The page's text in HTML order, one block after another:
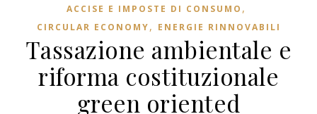
ACCISE E IMPOSTE DI CONSUMO ,
CIRCULAR ECONOMY, ENERGIE RINNOVABILI
Tassazione ambientale e
riforma costituzionale
green oriented